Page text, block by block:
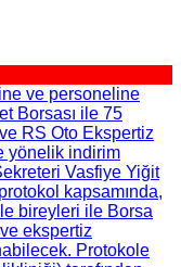
ve personeline
Borsası ile 75
RS Oto Ekspertiz
yönelik indirim
Vasfiye Yiğit
kapsamında,
bireyleri ile Borsa
ekspertiz
Protokole